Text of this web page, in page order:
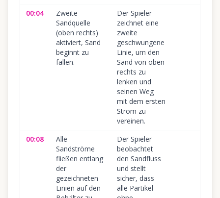
00:04
Zweite
Sandquelle
(oben rechts)
aktiviert, Sand
beginnt zu
fallen.
Der Spieler
zeichnet eine
zweite
geschwungene
Linie, um den
Sand von oben
rechts zu
lenken und
seinen Weg
mit dem ersten
Strom zu
vereinen.
00:08
Alle
Sandströme
fließen entlang
der
gezeichneten
Linien auf den
Der Spieler
beobachtet
den Sandfluss
und stellt
sicher, dass
alle Partikel